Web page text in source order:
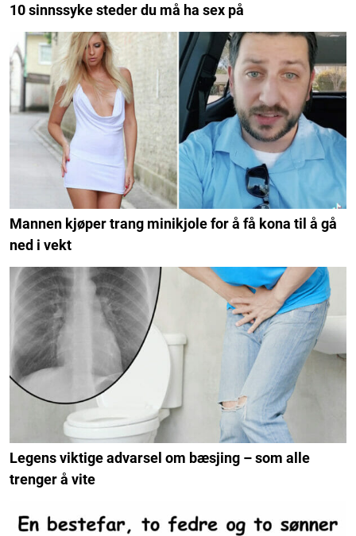
10 sinnssyke steder du må ha sex på
Mannen kjøper trang minikjole for å få kona til å gå
ned i vekt
Legens viktige advarsel om bæsjing – som alle
trenger å vite